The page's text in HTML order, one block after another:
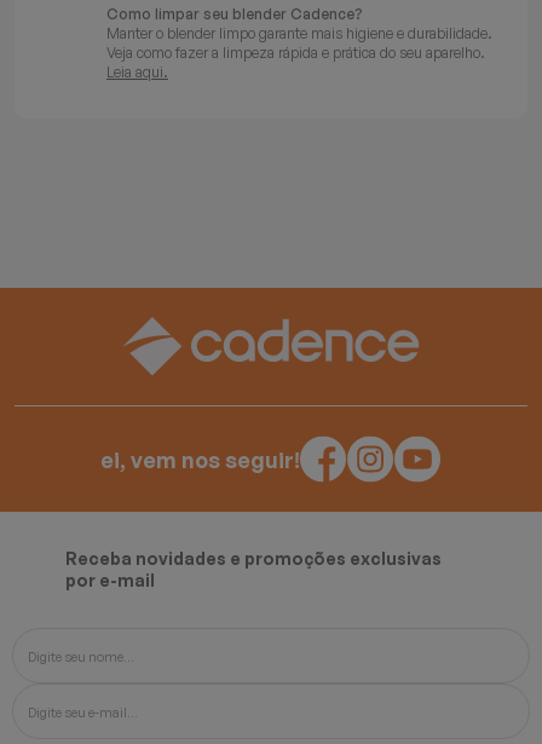
Como limpar seu blender Cadence?
Manter o blender limpo garante mais higiene e durabilidade.
Veja como fazer a limpeza rápida e prática do seu aparelho.
Leia aqui.
ei, vem nos seguir!
Receba novidades e promoções exclusivas
por e-mail